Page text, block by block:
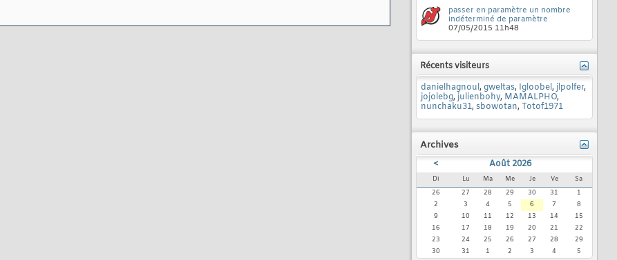
passer en paramètre un nombre
indéterminé de paramètre
07/05/2015 11h48
Récents visiteurs
danielhagnoul, gweltas, Igloobel, jlpolfer,
jojolebg, julienbohy, MAMALPHO,
nunchaku31, sbowotan, Totof1971
Archives
< Août 2026
Di Lu Ma Me Je Ve
Sa
26
27 28 29 30 31
1
2
3 4 5 6 7
8
9
10 11 12 13 14
15
16
17 18 19 20 21
22
23
24 25 26 27 28
29
30
31 1 2 3 4 5